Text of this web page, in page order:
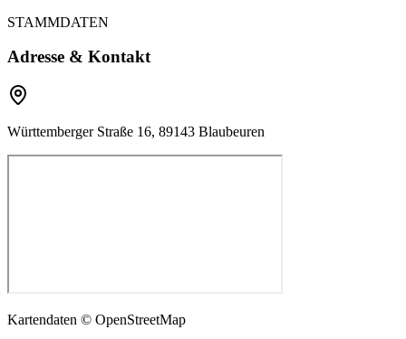
STAMMDATEN
Adresse & Kontakt
Württemberger Straße 16, 89143 Blaubeuren
Kartendaten © OpenStreetMap